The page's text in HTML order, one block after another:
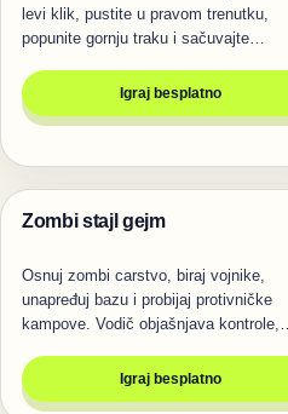
levi klik, pustite u pravom trenutku,
popunite gornju traku i sačuvajte…
Igraj besplatno
Igre
Zombi stajl gejm
Osnuj zombi carstvo, biraj vojnike,
unapređuj bazu i probijaj protivničke
kampove. Vodič objašnjava kontrole,…
Igraj besplatno